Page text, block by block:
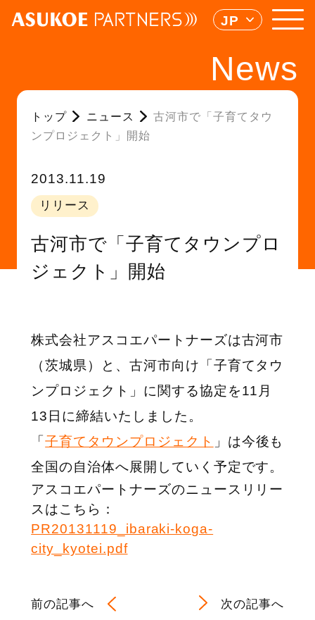
JP
News
トップ ニュース
古河市で「子育てタウ
ンプロジェクト」開始
2013.11.19
リリース
古河市で「子育てタウンプロ
ジェクト」開始
株式会社アスコエパートナーズは古河市
（茨城県）と、古河市向け「子育てタウ
ンプロジェクト」に関する協定を11月
13日に締結いたしました。
「子育てタウンプロジェクト 」は今後も
全国の自治体へ展開していく予定です。
アスコエパートナーズのニュースリリー
スはこちら：
PR20131119_ibaraki-koga-
city_kyotei.pdf
前の記事へ 次の記事へ